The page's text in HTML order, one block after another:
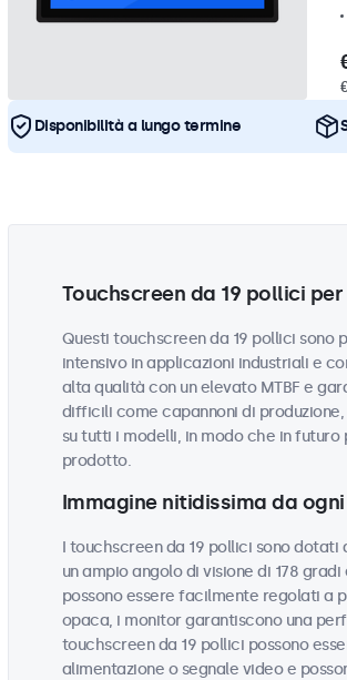
Disponibilità a lungo termine
Touchscreen da 19 pollici
Questi touchscreen da 19 pollici
intensivo in applicazioni industriali e
alta qualità con un elevato MTBF e
difficili come capannoni di
su tutti i modelli, in modo che in
prodotto.
Immagine nitidissima da
I touchscreen da 19 pollici sono dotati
un ampio angolo di visione di 178
possono essere facilmente regolati a
opaca, i monitor garantiscono una
touchscreen da 19 pollici possono
alimentazione o segnale video e